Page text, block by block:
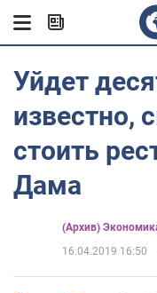
Уйдет
известно,
стоить
Дама
(Архив)
16.04.2019 16:50